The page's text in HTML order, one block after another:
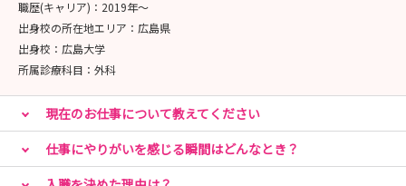
職歴(キャリア)： 2019年〜
出身校の所在地エリア： 広島県
出身校： 広島大学
所属診療科目： 外科
現在のお仕事について教えてください
仕事にやりがいを感じる瞬間はどんなとき？